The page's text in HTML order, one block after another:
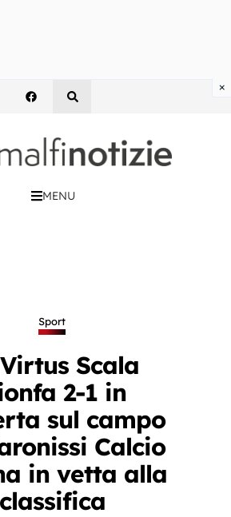
MENU
Sport
Scala
2-1 in
sul campo
Calcio
in vetta alla
classifica
×